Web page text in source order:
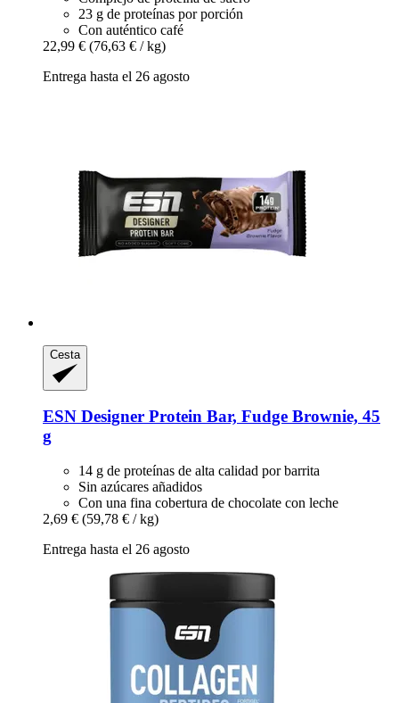
23 g de proteínas por porción
Con auténtico café
22,99 € (76,63 € / kg)
Entrega hasta el 26 agosto
Cesta
ESN Designer Protein Bar, Fudge Brownie, 45
g
14 g de proteínas de alta calidad por barrita
Sin azúcares añadidos
Con una fina cobertura de chocolate con leche
2,69 € (59,78 € / kg)
Entrega hasta el 26 agosto